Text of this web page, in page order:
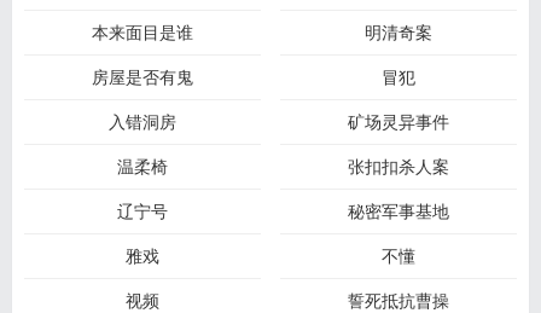
本来面目是谁
明清奇案
房屋是否有鬼
冒犯
入错洞房
矿场灵异事件
温柔椅
张扣扣杀人案
辽宁号
秘密军事基地
雅戏
不懂
视频
誓死抵抗曹操